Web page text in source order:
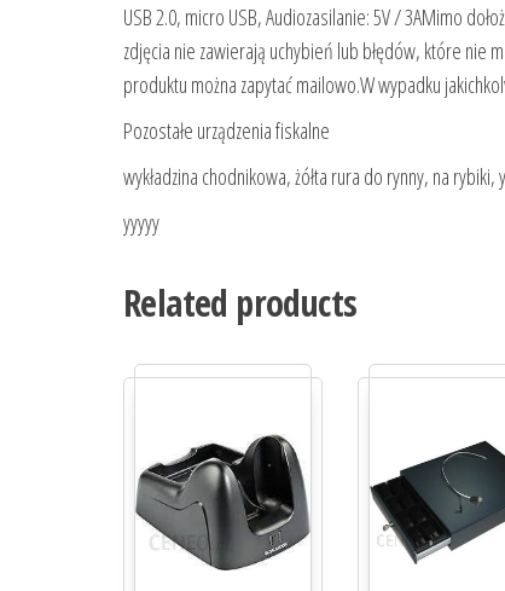
USB 2.0, micro USB, Audiozasilanie: 5V / 3AMimo
zdjęcia nie zawierają uchybień lub błędów, które nie
produktu można zapytać mailowo.W wypadku
Pozostałe urządzenia fiskalne
wykładzina chodnikowa, żółta rura do rynny, na
yyyyy
Related products